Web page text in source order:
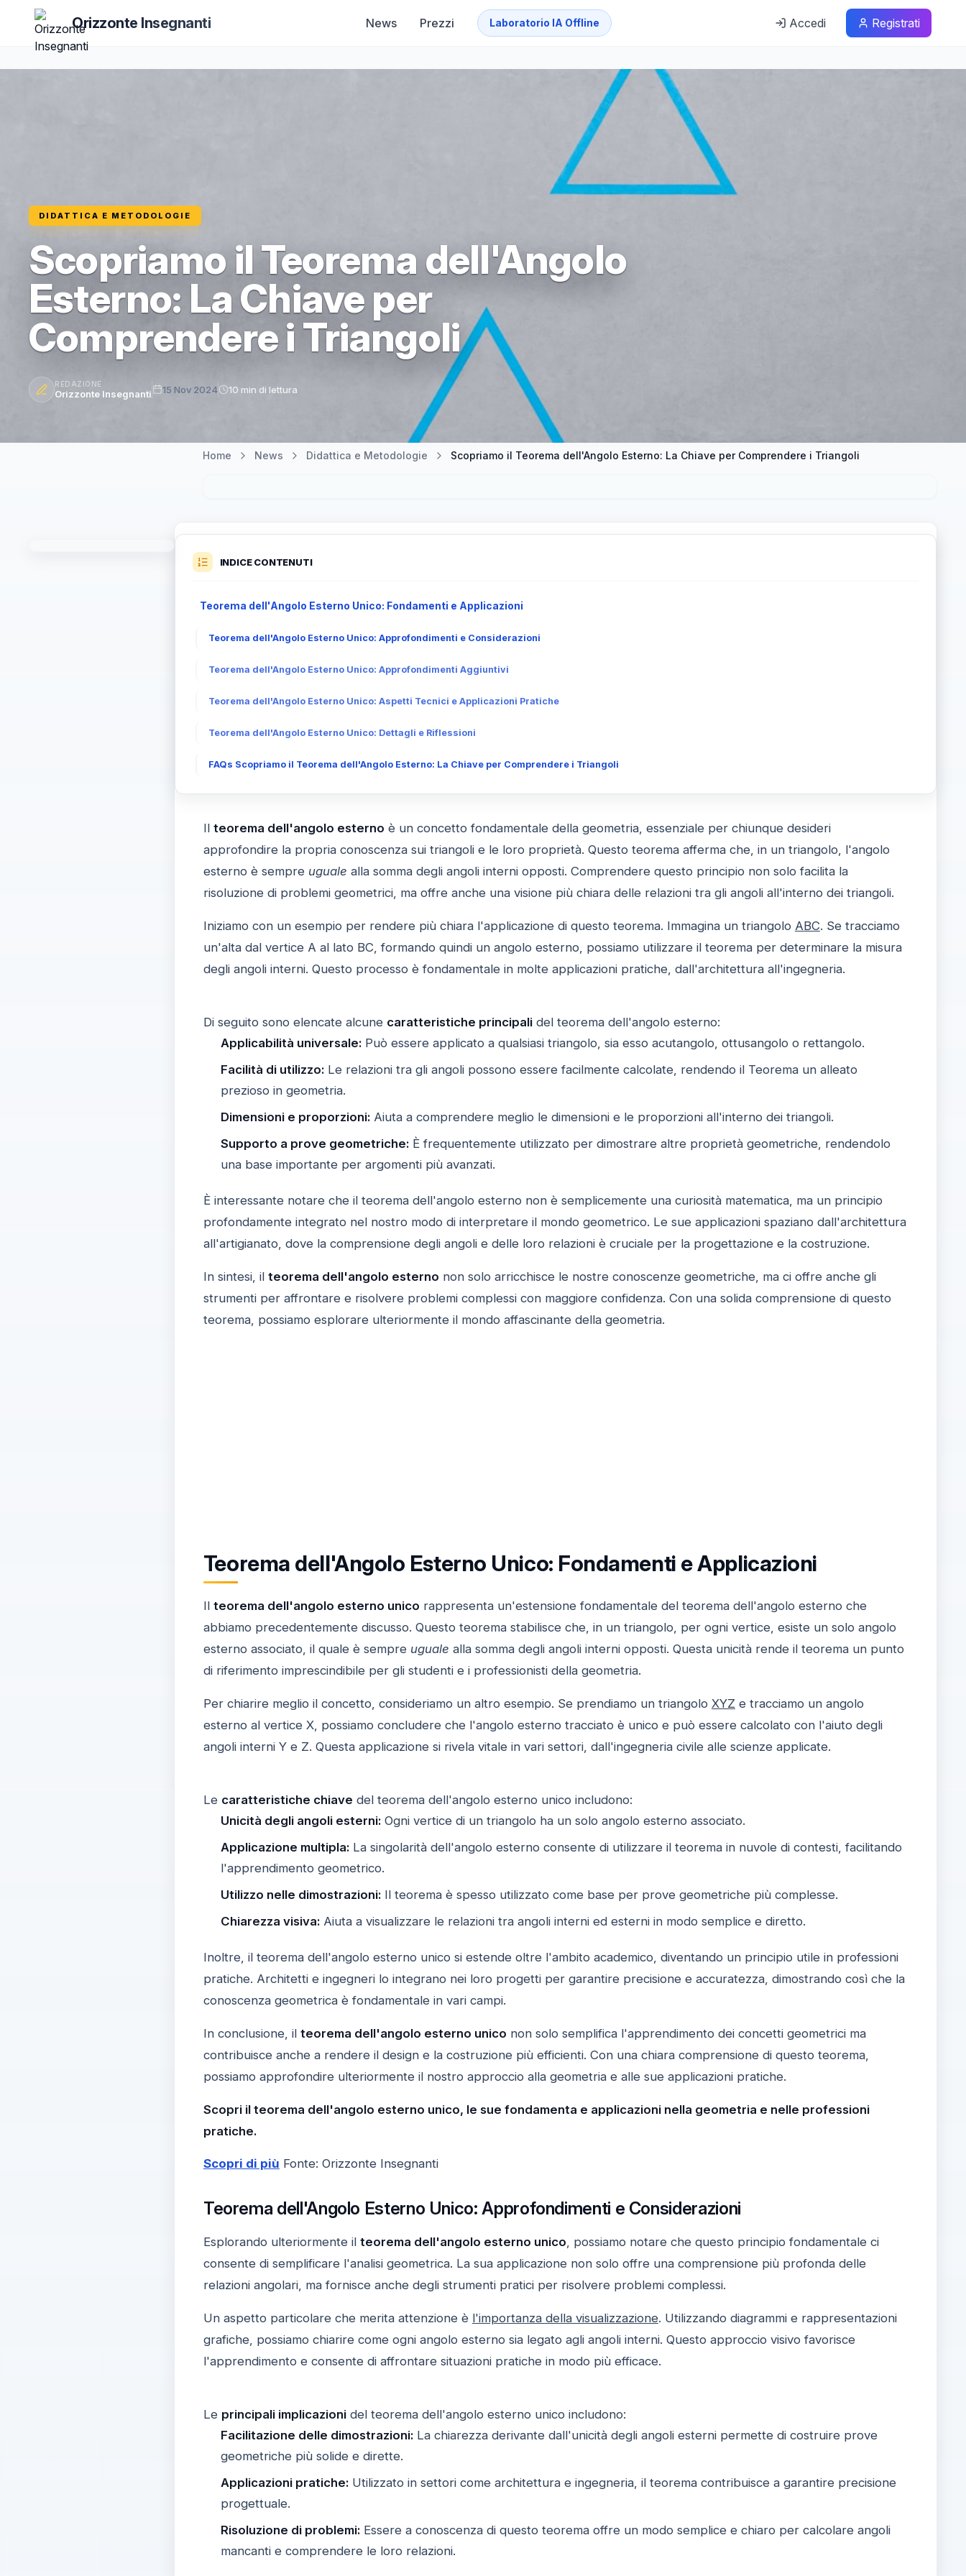
Orizzonte Insegnanti News Prezzi Laboratorio IA Offline Accedi Registrati
DIDATTICA E METODOLOGIE
Scopriamo il Teorema dell'Angolo
Esterno: La Chiave per
Comprendere i Triangoli
REDAZIONE
Orizzonte Insegnanti 15 Nov 2024 10 min di lettura
Home News Didattica e Metodologie Scopriamo il Teorema dell'Angolo Esterno: La Chiave per Comprendere i Triangoli
INDICE CONTENUTI
Teorema dell'Angolo Esterno Unico: Fondamenti e Applicazioni
Teorema dell'Angolo Esterno Unico: Approfondimenti e Considerazioni
Teorema dell'Angolo Esterno Unico: Approfondimenti Aggiuntivi
Teorema dell'Angolo Esterno Unico: Aspetti Tecnici e Applicazioni Pratiche
Teorema dell'Angolo Esterno Unico: Dettagli e Riflessioni
FAQs Scopriamo il Teorema dell'Angolo Esterno: La Chiave per Comprendere i Triangoli
Il teorema dell'angolo esterno è un concetto fondamentale della geometria, essenziale per chiunque desideri
approfondire la propria conoscenza sui triangoli e le loro proprietà. Questo teorema afferma che, in un triangolo, l'angolo
esterno è sempre uguale alla somma degli angoli interni opposti. Comprendere questo principio non solo facilita la
risoluzione di problemi geometrici, ma offre anche una visione più chiara delle relazioni tra gli angoli all'interno dei triangoli.
Iniziamo con un esempio per rendere più chiara l'applicazione di questo teorema. Immagina un triangolo ABC. Se tracciamo
un'alta dal vertice A al lato BC, formando quindi un angolo esterno, possiamo utilizzare il teorema per determinare la misura
degli angoli interni. Questo processo è fondamentale in molte applicazioni pratiche, dall'architettura all'ingegneria.
Di seguito sono elencate alcune caratteristiche principalidel teorema dell'angolo esterno:
Applicabilità universale:Può essere applicato a qualsiasi triangolo, sia esso acutangolo, ottusangolo o rettangolo.
Facilità di utilizzo:Le relazioni tra gli angoli possono essere facilmente calcolate, rendendo il Teorema un alleato
prezioso in geometria.
Dimensioni e proporzioni:Aiuta a comprendere meglio le dimensioni e le proporzioni all'interno dei triangoli.
Supporto a prove geometriche:È frequentemente utilizzato per dimostrare altre proprietà geometriche, rendendolo
una base importante per argomenti più avanzati.
È interessante notare che il teorema dell'angolo esterno non è semplicemente una curiosità matematica, ma un principio
profondamente integrato nel nostro modo di interpretare il mondo geometrico. Le sue applicazioni spaziano dall'architettura
all'artigianato, dove la comprensione degli angoli e delle loro relazioni è cruciale per la progettazione e la costruzione.
In sintesi, il teorema dell'angolo esterno non solo arricchisce le nostre conoscenze geometriche, ma ci offre anche gli
strumenti per affrontare e risolvere problemi complessi con maggiore confidenza. Con una solida comprensione di questo
teorema, possiamo esplorare ulteriormente il mondo affascinante della geometria.
Teorema dell'Angolo Esterno Unico: Fondamenti e Applicazioni
Il teorema dell'angolo esterno unico rappresenta un'estensione fondamentale del teorema dell'angolo esterno che
abbiamo precedentemente discusso. Questo teorema stabilisce che, in un triangolo, per ogni vertice, esiste un solo angolo
esterno associato, il quale è sempre uguale alla somma degli angoli interni opposti. Questa unicità rende il teorema un punto
di riferimento imprescindibile per gli studenti e i professionisti della geometria.
Per chiarire meglio il concetto, consideriamo un altro esempio. Se prendiamo un triangolo XYZ e tracciamo un angolo
esterno al vertice X, possiamo concludere che l'angolo esterno tracciato è unico e può essere calcolato con l'aiuto degli
angoli interni Y e Z. Questa applicazione si rivela vitale in vari settori, dall'ingegneria civile alle scienze applicate.
Le caratteristiche chiave del teorema dell'angolo esterno unico includono:
Unicità degli angoli esterni:Ogni vertice di un triangolo ha un solo angolo esterno associato.
Applicazione multipla:La singolarità dell'angolo esterno consente di utilizzare il teorema in nuvole di contesti, facilitando
l'apprendimento geometrico.
Utilizzo nelle dimostrazioni:Il teorema è spesso utilizzato come base per prove geometriche più complesse.
Chiarezza visiva:Aiuta a visualizzare le relazioni tra angoli interni ed esterni in modo semplice e diretto.
Inoltre, il teorema dell'angolo esterno unico si estende oltre l'ambito academico, diventando un principio utile in professioni
pratiche. Architetti e ingegneri lo integrano nei loro progetti per garantire precisione e accuratezza, dimostrando così che la
conoscenza geometrica è fondamentale in vari campi.
In conclusione, il teorema dell'angolo esterno unico non solo semplifica l'apprendimento dei concetti geometrici ma
contribuisce anche a rendere il design e la costruzione più efficienti. Con una chiara comprensione di questo teorema,
possiamo approfondire ulteriormente il nostro approccio alla geometria e alle sue applicazioni pratiche.
Scopri il teorema dell'angolo esterno unico, le sue fondamenta e applicazioni nella geometria e nelle professioni
pratiche.
Scopri di più Fonte: Orizzonte Insegnanti
Teorema dell'Angolo Esterno Unico: Approfondimenti e Considerazioni
Esplorando ulteriormente il teorema dell'angolo esterno unico , possiamo notare che questo principio fondamentale ci
consente di semplificare l'analisi geometrica. La sua applicazione non solo offre una comprensione più profonda delle
relazioni angolari, ma fornisce anche degli strumenti pratici per risolvere problemi complessi.
Un aspetto particolare che merita attenzione è l'importanza della visualizzazione. Utilizzando diagrammi e rappresentazioni
grafiche, possiamo chiarire come ogni angolo esterno sia legato agli angoli interni. Questo approccio visivo favorisce
l'apprendimento e consente di affrontare situazioni pratiche in modo più efficace.
Le principali implicazionidel teorema dell'angolo esterno unico includono:
Facilitazione delle dimostrazioni:La chiarezza derivante dall'unicità degli angoli esterni permette di costruire prove
geometriche più solide e dirette.
Applicazioni pratiche:Utilizzato in settori come architettura e ingegneria, il teorema contribuisce a garantire precisione
progettuale.
Risoluzione di problemi:Essere a conoscenza di questo teorema offre un modo semplice e chiaro per calcolare angoli
mancanti e comprendere le loro relazioni.